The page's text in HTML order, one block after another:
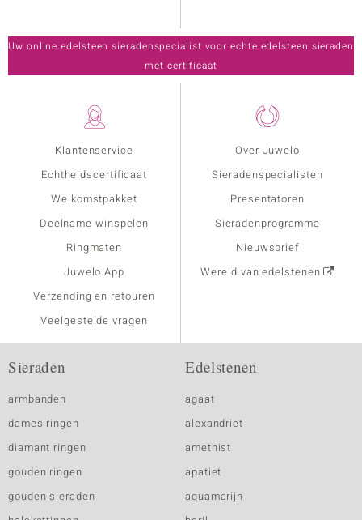
Klantenservice
Echtheidscertificaat
Welkomstpakket
Deelname winspelen
Ringmaten
Juwelo App
Verzending en retouren
Veelgestelde vragen
Over Juwelo
Sieradenspecialisten
Presentatoren
Sieradenprogramma
Nieuwsbrief
Wereld van edelstenen
Uw online edelsteen sieradenspecialist voor echte edelsteen sieraden
met certificaat
Sieraden
armbanden
dames ringen
diamant ringen
gouden ringen
gouden sieraden
Edelstenen
agaat
alexandriet
amethist
apatiet
aquamarijn